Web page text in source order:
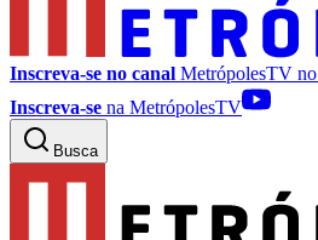
Inscreva-se no canal MetrópolesTV no
Inscreva-se na MetrópolesTV
Busca